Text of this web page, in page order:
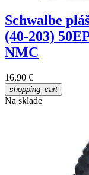
Schwalbe
(40-203)
NMC
16,90 €
shopping_cart
Na sklade